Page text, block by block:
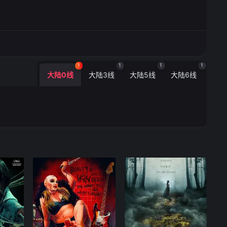
大陆0线
1
大陆3线
1
大陆5线
1
大陆6线
1